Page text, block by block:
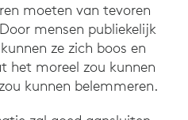
moeten van tevoren
mensen publiekelijk
ze zich boos en
het moreel zou kunnen
kunnen belemmeren.